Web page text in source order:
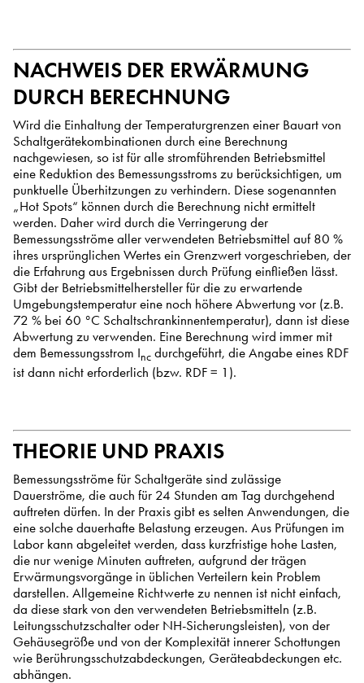
NACHWEIS DER ERWÄRMUNG
DURCH BERECHNUNG
Wird die Einhaltung der Temperaturgrenzen einer Bauart von
Schaltgerätekombinationen durch eine Berechnung
nachgewiesen, so ist für alle stromführenden Betriebsmittel
eine Reduktion des Bemessungsstroms zu berücksichtigen, um
punktuelle Überhitzungen zu verhindern. Diese sogenannten
„Hot Spots“ können durch die Berechnung nicht ermittelt
werden. Daher wird durch die Verringerung der
Bemessungsströme aller verwendeten Betriebsmittel auf 80 %
ihres ursprünglichen Wertes ein Grenzwert vorgeschrieben, der
die Erfahrung aus Ergebnissen durch Prüfung einfließen lässt.
Gibt der Betriebsmittelhersteller für die zu erwartende
Umgebungstemperatur eine noch höhere Abwertung vor (z.B.
72 % bei 60 °C Schaltschrankinnentemperatur), dann ist diese
Abwertung zu verwenden. Eine Berechnung wird immer mit
dem Bemessungsstrom Inc durchgeführt, die Angabe eines RDF
ist dann nicht erforderlich (bzw. RDF = 1).
THEORIE UND PRAXIS
Bemessungsströme für Schaltgeräte sind zulässige
Dauerströme, die auch für 24 Stunden am Tag durchgehend
auftreten dürfen. In der Praxis gibt es selten Anwendungen, die
eine solche dauerhafte Belastung erzeugen. Aus Prüfungen im
Labor kann abgeleitet werden, dass kurzfristige hohe Lasten,
die nur wenige Minuten auftreten, aufgrund der trägen
Erwärmungsvorgänge in üblichen Verteilern kein Problem
darstellen. Allgemeine Richtwerte zu nennen ist nicht einfach,
da diese stark von den verwendeten Betriebsmitteln (z.B.
Leitungsschutzschalter oder NH-Sicherungsleisten), von der
Gehäusegröße und von der Komplexität innerer Schottungen
wie Berührungsschutzabdeckungen, Geräteabdeckungen etc.
abhängen.